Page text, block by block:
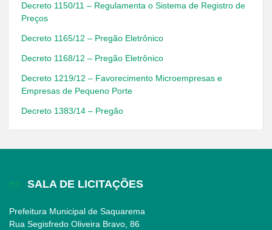
Decreto 1150/11 – Regulamenta o Sistema de Registro de
Preços
Decreto 1165/12 – Pregão Eletrônico
Decreto 1168/12 – Pregão Eletrônico
Decreto 1219/12 – Favorecimento Microempresas e
Empresas de Pequeno Porte
Decreto 1383/14 – Pregão
SALA DE LICITAÇÕES
Prefeitura Municipal de Saquarema
Rua Segisfredo Oliveira Bravo, 86